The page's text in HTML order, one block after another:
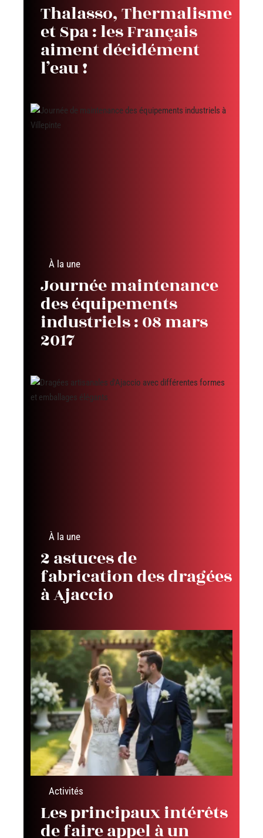
Thalasso, Thermalisme
et Spa : les Français
aiment décidément
l’eau !
À la une
Journée maintenance
des équipements
industriels : 08 mars
2017
À la une
2 astuces de
fabrication des dragées
à Ajaccio
Activités
Les principaux intérêts
de faire appel à un